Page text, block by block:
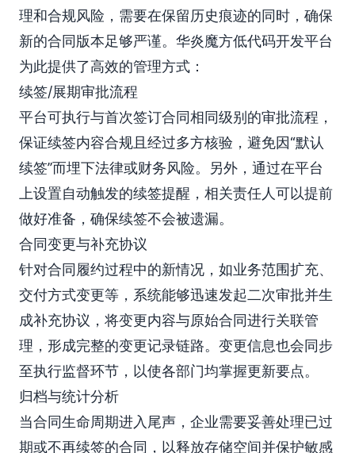
理和合规风险，需要在保留历史痕迹的同时，确保
新的合同版本足够严谨。华炎魔方低代码开发平台
为此提供了高效的管理方式：
续签/展期审批流程
平台可执行与首次签订合同相同级别的审批流程，
保证续签内容合规且经过多方核验，避免因“默认
续签”而埋下法律或财务风险。另外，通过在平台
上设置自动触发的续签提醒，相关责任人可以提前
做好准备，确保续签不会被遗漏。
合同变更与补充协议
针对合同履约过程中的新情况，如业务范围扩充、
交付方式变更等，系统能够迅速发起二次审批并生
成补充协议，将变更内容与原始合同进行关联管
理，形成完整的变更记录链路。变更信息也会同步
至执行监督环节，以使各部门均掌握更新要点。
归档与统计分析
当合同生命周期进入尾声，企业需要妥善处理已过
期或不再续签的合同，以释放存储空间并保护敏感